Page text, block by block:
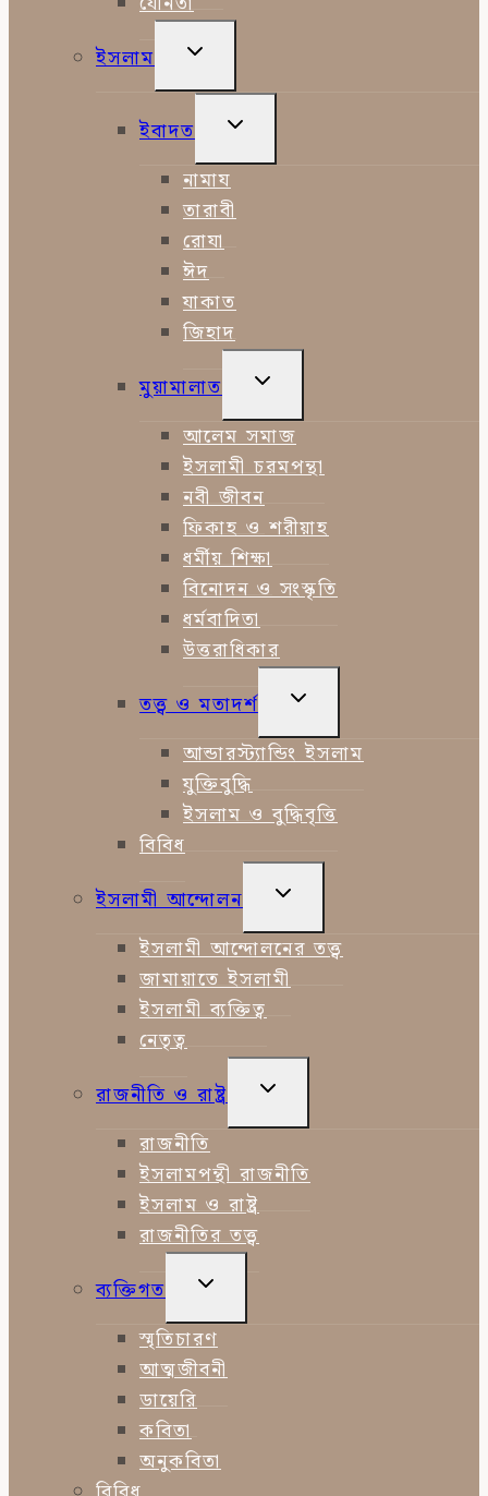
ইসলাম
TOGGLE
MENU
ইবাদত
TOGGLE
MENU
নামায
তারাবী
রোযা
ঈদ
যাকাত
জিহাদ
মুয়ামালাত
TOGGLE
MENU
আলেম সমাজ
ইসলামী চরমপন্থা
নবী জীবন
ফিকাহ ও শরীয়াহ
ধর্মীয় শিক্ষা
বিনোদন ও সংস্কৃতি
ধর্মবাদিতা
উত্তরাধিকার
তত্ত্ব ও মতাদর্শ
TOGGLE
MENU
আন্ডারস্ট্যান্ডিং ইসলাম
যুক্তিবুদ্ধি
ইসলাম ও বুদ্ধিবৃত্তি
বিবিধ
ইসলামী আন্দোলন
TOGGLE
MENU
ইসলামী আন্দোলনের তত্ত্ব
জামায়াতে ইসলামী
ইসলামী ব্যক্তিত্ব
নেতৃত্ব
রাজনীতি ও রাষ্ট্র
TOGGLE
রাজনীতি
ইসলামপন্থী রাজনীতি
ইসলাম ও রাষ্ট্র
রাজনীতির তত্ত্ব
ব্যক্তিগত
TOGGLE
MENU
স্মৃতিচারণ
আত্মজীবনী
ডায়েরি
কবিতা
অনুকবিতা